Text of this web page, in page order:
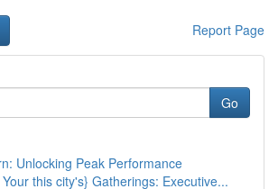
Report Page
Go
Unlocking Peak Performance
this city's} Gatherings: Executive...